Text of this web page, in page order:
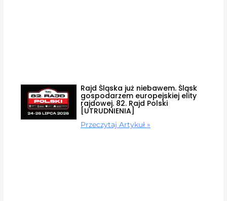
Rajd Śląska już niebawem. Śląsk
gospodarzem europejskiej elity
rajdowej. 82. Rajd Polski
[UTRUDNIENIA]
Przeczytaj Artykuł »